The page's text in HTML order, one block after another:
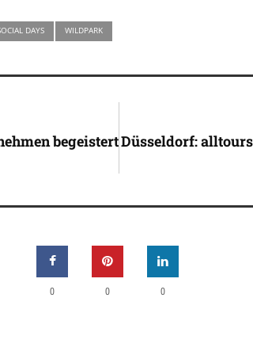
DAYS WILDPARK
begeistertDüsseldorf:
0 0 0